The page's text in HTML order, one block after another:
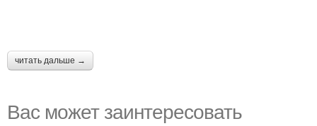
читать дальше →
Вас может заинтересовать